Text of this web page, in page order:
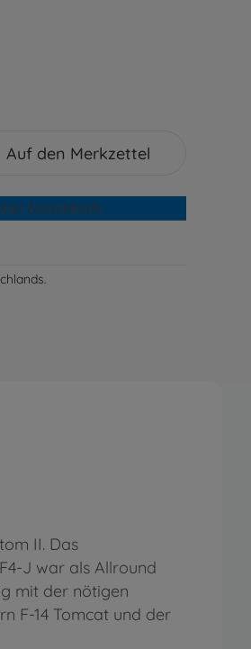
Auf den Merkzettel
Warenkorb
II. Das
J war als Allround
mit der nötigen
F-14 Tomcat und der